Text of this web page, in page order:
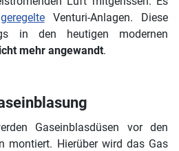
Venturi-Anlagen. Diese
in den heutigen modernen
mehr angewandt.
Gaseinblasdüsen vor den
montiert. Hierüber wird das Gas